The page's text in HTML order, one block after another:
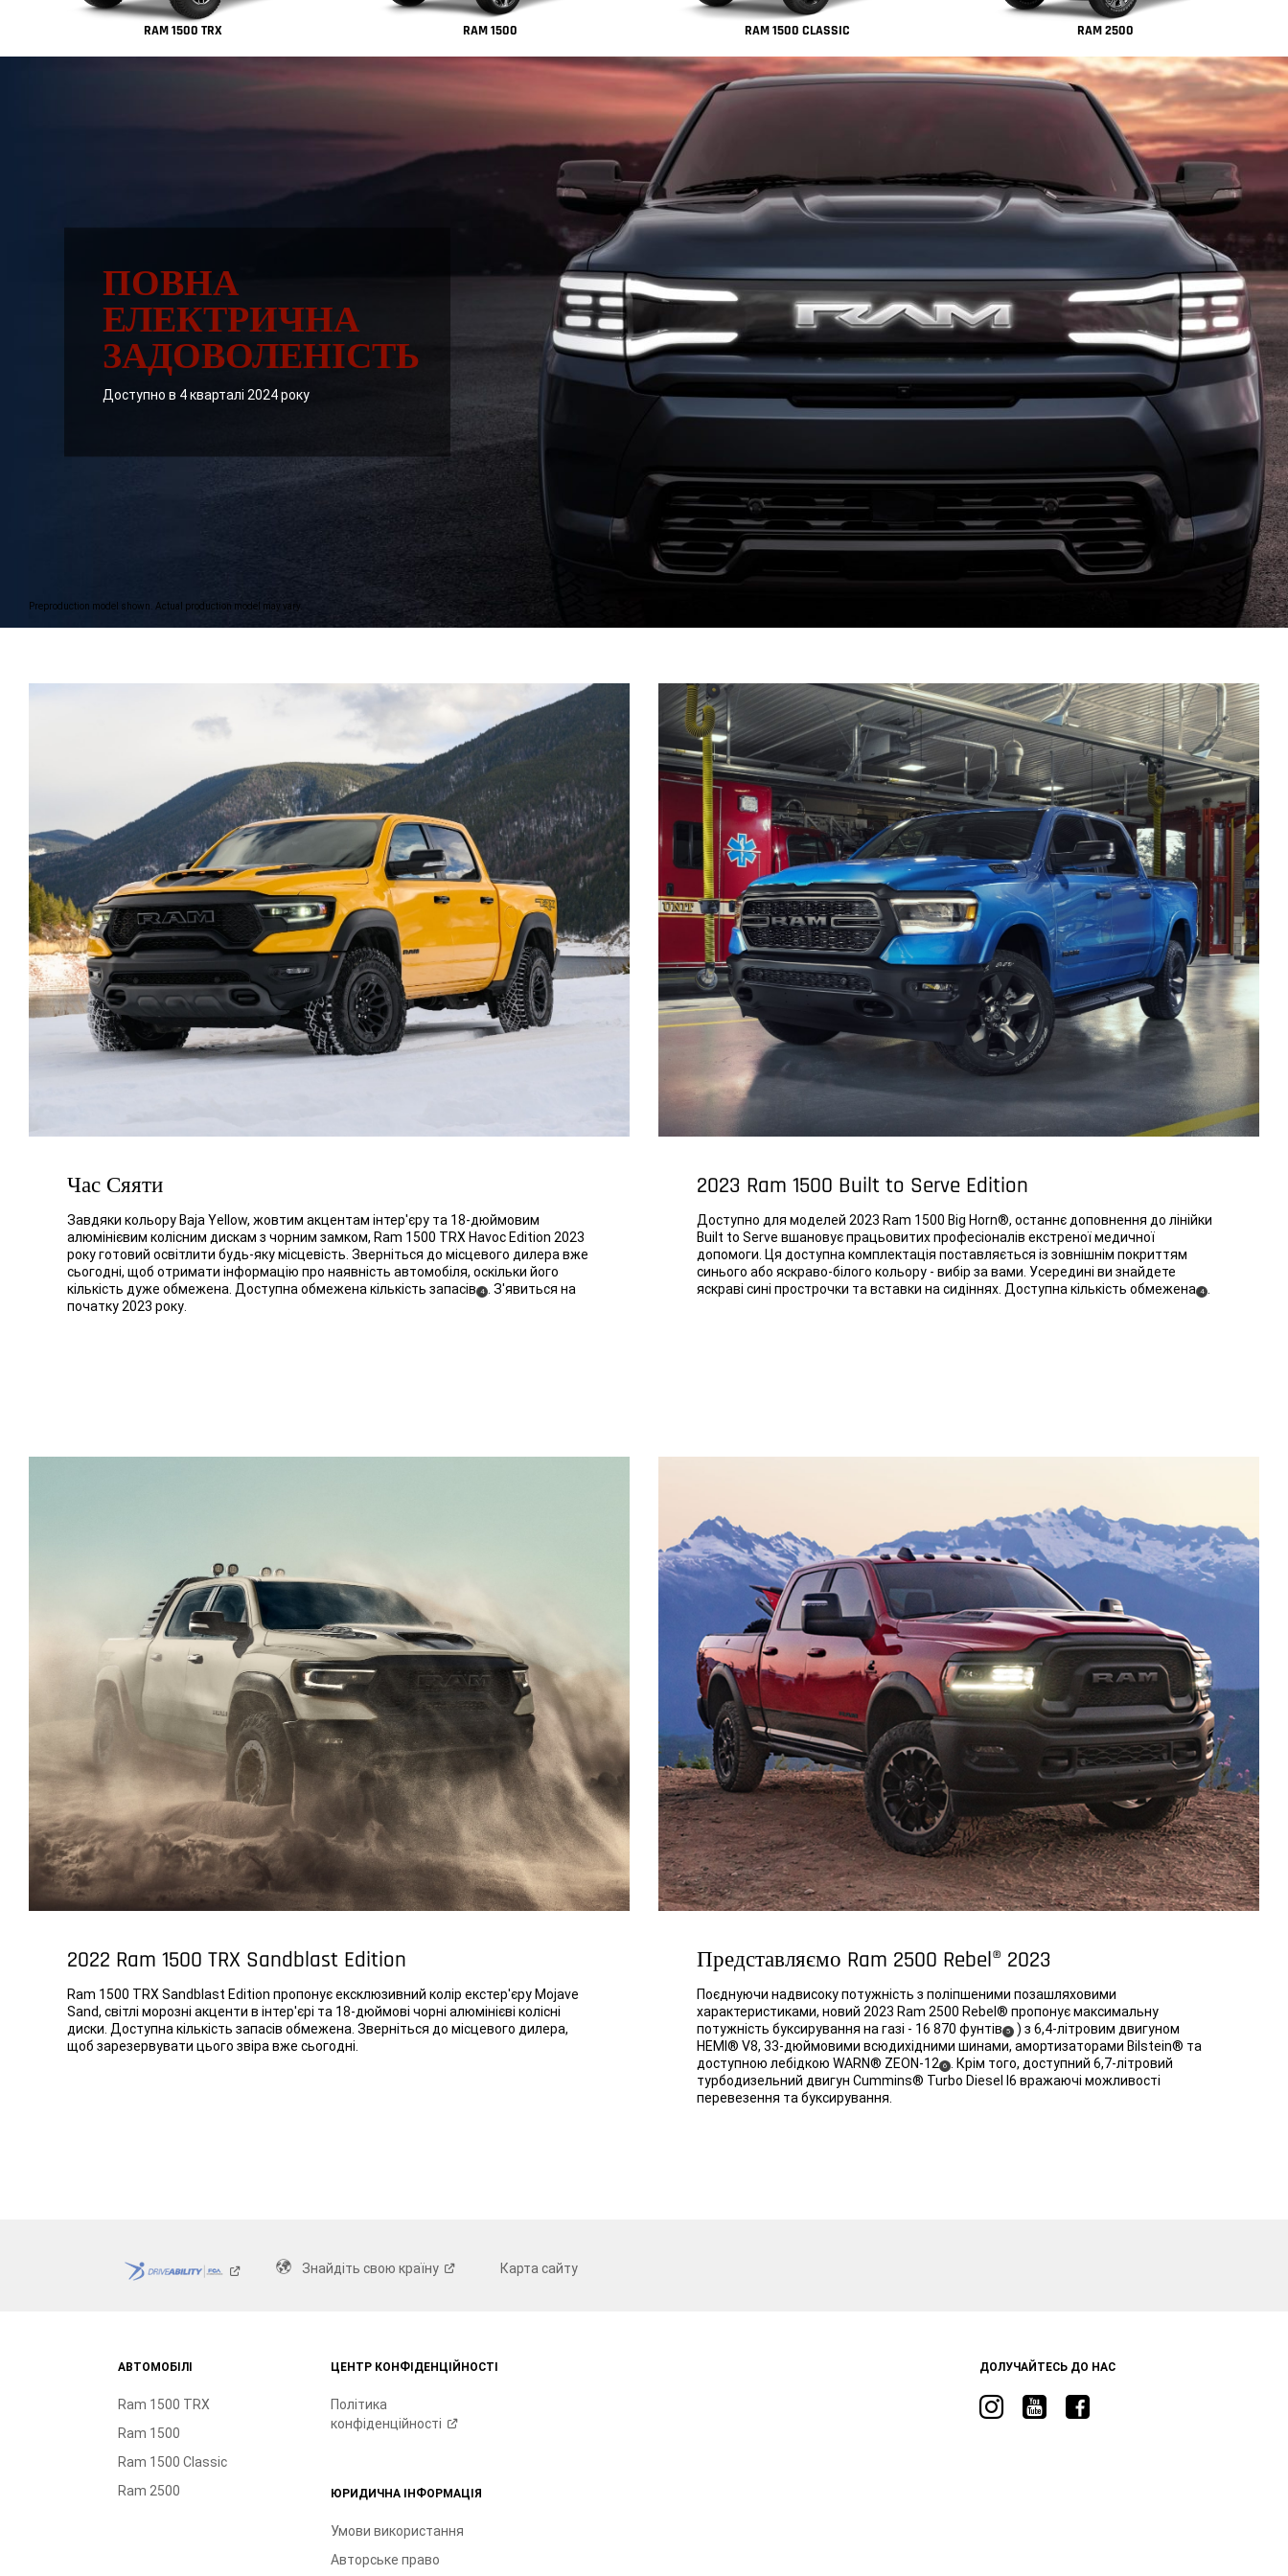
RAM 1500 TRX RAM 1500 RAM 1500 CLASSIC RAM 2500
Preproduction model shown. Actual production model may vary.
ПОВНА
ЕЛЕКТРИЧНА
ЗАДОВОЛЕНІСТЬ
Доступно в 4 кварталі 2024 року
Час Сяяти
Завдяки кольору Baja Yellow, жовтим акцентам інтер'єру та 18-дюймовим
алюмінієвим колісним дискам з чорним замком, Ram 1500 TRX Havoc Edition 2023
року готовий освітлити будь-яку місцевість. Зверніться до місцевого дилера вже
сьогодні, щоб отримати інформацію про наявність автомобіля, оскільки його
кількість дуже обмежена. Доступна обмежена кількість запасів (
Disclosure
4)
. З'явиться на
початку 2023 року.
2023 Ram 1500 Built to Serve Edition
Доступно для моделей 2023 Ram 1500 Big Horn®, останнє доповнення до лінійки
Built to Serve вшановує працьовитих професіоналів екстреної медичної
допомоги. Ця доступна комплектація поставляється із зовнішнім покриттям
синього або яскраво-білого кольору - вибір за вами. Усередині ви знайдете
яскраві сині прострочки та вставки на сидіннях. Доступна кількість обмежена (
Disclosure
4)
2022 Ram 1500 TRX Sandblast Edition
Ram 1500 TRX Sandblast Edition пропонує ексклюзивний колір екстер'єру Mojave
Sand, світлі морозні акценти в інтер'єрі та 18-дюймові чорні алюмінієві колісні
диски. Доступна кількість запасів обмежена. Зверніться до місцевого дилера,
щоб зарезервувати цього звіра вже сьогодні.
Представляємо Ram 2500 Rebel® 2023
Поєднуючи надвисоку потужність з поліпшеними позашляховими
характеристиками, новий 2023 Ram 2500 Rebel® пропонує максимальну
потужність буксирування на газі - 16 870 фунтів (
Disclosure
5)
) з 6,4-літровим двигуном
HEMI® V8, 33-дюймовими всюдихідними шинами, амортизаторами Bilstein® та
доступною лебідкою WARN® ZEON-12 (
Disclosure
6)
. Крім того, доступний 6,7-літровий
турбодизельний двигун Cummins® Turbo Diesel I6 вражаючі можливості
перевезення та буксирування.
Знайдіть свою країну Карта сайту
АВТОМОБІЛІ
Ram 1500 TRX
Ram 1500
Ram 1500 Classic
Ram 2500
ЦЕНТР КОНФІДЕНЦІЙНОСТІ
Політика
конфіденційності
ЮРИДИЧНА ІНФОРМАЦІЯ
Умови використання
Авторське право
ДОЛУЧАЙТЕСЬ ДО НАС
VisitVisitVisit